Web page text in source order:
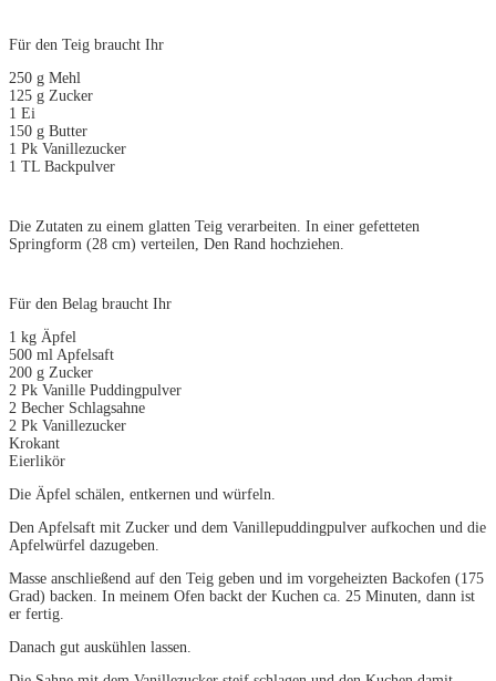
Für den Teig braucht Ihr
250 g Mehl
125 g Zucker
1 Ei
150 g Butter
1 Pk Vanillezucker
1 TL Backpulver
Die Zutaten zu einem glatten Teig verarbeiten. In einer gefetteten
Springform (28 cm) verteilen, Den Rand hochziehen.
Für den Belag braucht Ihr
1 kg Äpfel
500 ml Apfelsaft
200 g Zucker
2 Pk Vanille Puddingpulver
2 Becher Schlagsahne
2 Pk Vanillezucker
Krokant
Eierlikör
Die Äpfel schälen, entkernen und würfeln.
Den Apfelsaft mit Zucker und dem Vanillepuddingpulver aufkochen und die
Apfelwürfel dazugeben.
Masse anschließend auf den Teig geben und im vorgeheizten Backofen (175
Grad) backen. In meinem Ofen backt der Kuchen ca. 25 Minuten, dann ist
er fertig.
Danach gut auskühlen lassen.